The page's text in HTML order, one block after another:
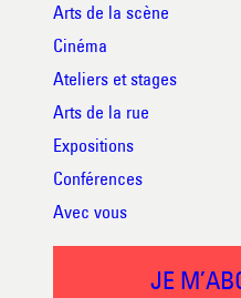
Arts de la scène
Cinéma
Ateliers et stages
Arts de la rue
Expositions
Conférences
Avec vous
JE